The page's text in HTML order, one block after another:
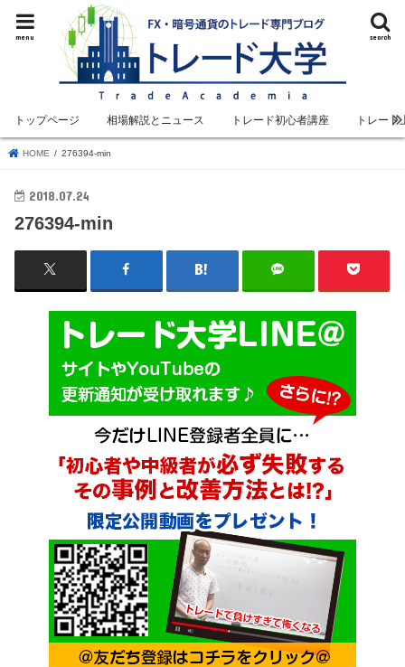
search
menu
トップページ 相場解説とニュース トレード初心者講座 トレード
HOME 276394-min
2018.07.24
276394-min